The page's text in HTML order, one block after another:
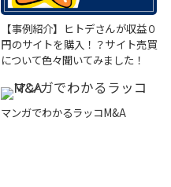
【事例紹介】ヒトデさんが収益０
円のサイトを購入！？サイト売買
について色々聞いてみました！
マンガでわかるラッコM&A